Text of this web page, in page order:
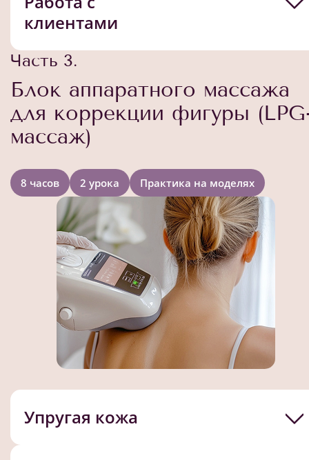
клиентами
Часть 3.
Блок аппаратного массажа
для коррекции фигуры
массаж)
8 часов 2 урока Практика на моделях
Упругая кожа